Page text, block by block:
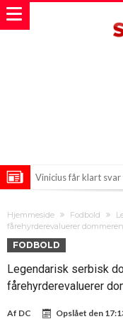
Vinicius får klart svar
rettighedssalg
Man Utd følger
spring
Hjemmeside Fodbold
fårehyrderevaluerer
FODBOLD
Legendarisk serbisk
fårehyrderevaluerer
Af DC Opslået den